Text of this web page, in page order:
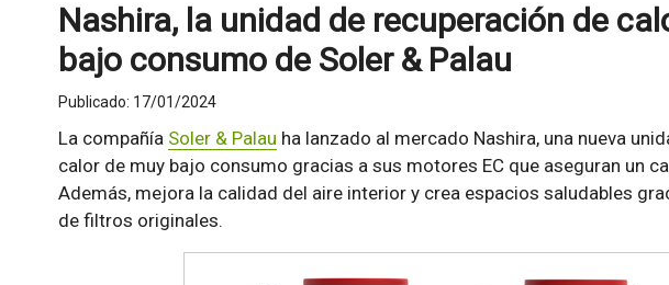
Nashira, la unidad de recuperación de
bajo consumo de Soler & Palau
Publicado: 17/01/2024
La compañía Soler & Palau ha lanzado al mercado Nashira, una nueva
calor de muy bajo consumo gracias a sus motores EC que aseguran un
Además, mejora la calidad del aire interior y crea espacios saludables
de filtros originales.